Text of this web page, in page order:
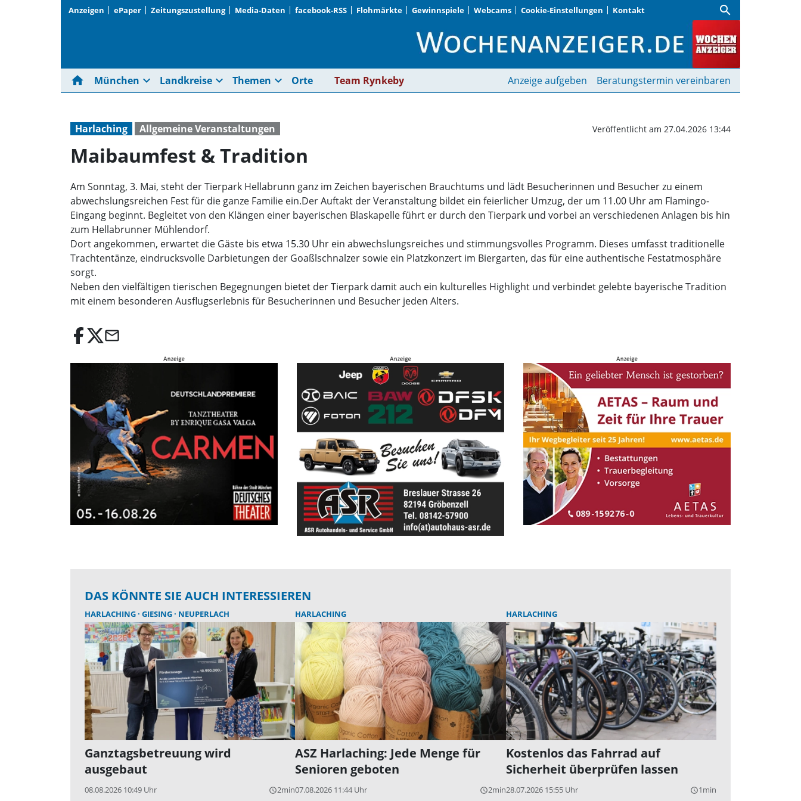
Anzeigen ePaper Zeitungszustellung Media-Daten facebook-RSS Flohmärkte Gewinnspiele Webcams Cookie-Einstellungen Kontakt search
Maibaumfest & Tradition | Wochenanzeiger
home München expand_more Landkreise expand_more Themen expand_more Orte Team Rynkeby Anzeige aufgeben Beratungstermin vereinbaren
Harlaching Allgemeine Veranstaltungen Veröffentlicht am 27.04.2026 13:44
Maibaumfest & Tradition
Am Sonntag, 3. Mai, steht der Tierpark Hellabrunn ganz im Zeichen bayerischen Brauchtums und lädt Besucherinnen und Besucher zu einem
abwechslungsreichen Fest für die ganze Familie ein.Der Auftakt der Veranstaltung bildet ein feierlicher Umzug, der um 11.00 Uhr am Flamingo-
Eingang beginnt. Begleitet von den Klängen einer bayerischen Blaskapelle führt er durch den Tierpark und vorbei an verschiedenen Anlagen bis hin
zum Hellabrunner Mühlendorf.
Dort angekommen, erwartet die Gäste bis etwa 15.30 Uhr ein abwechslungsreiches und stimmungsvolles Programm. Dieses umfasst traditionelle
Trachtentänze, eindrucksvolle Darbietungen der Goaßlschnalzer sowie ein Platzkonzert im Biergarten, das für eine authentische Festatmosphäre
sorgt.
Neben den vielfältigen tierischen Begegnungen bietet der Tierpark damit auch ein kulturelles Highlight und verbindet gelebte bayerische Tradition
mit einem besonderen Ausflugserlebnis für Besucherinnen und Besucher jeden Alters.
email
DAS KÖNNTE SIE AUCH INTERESSIEREN
HARLACHING GIESING NEUPERLACH
Ganztagsbetreuung wird
ausgebaut
08.08.2026 10:49 Uhr query_builder2min
HARLACHING
ASZ Harlaching: Jede Menge für
Senioren geboten
07.08.2026 11:44 Uhr query_builder2min
HARLACHING
Kostenlos das Fahrrad auf
Sicherheit überprüfen lassen
28.07.2026 15:55 Uhr query_builder1min